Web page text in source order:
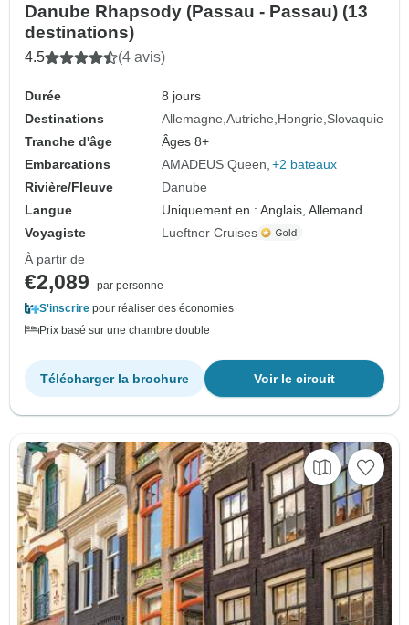
Danube Rhapsody (Passau - Passau) (13
destinations)
4.5 (4 avis)
Durée
8 jours
Destinations
Allemagne Autriche Hongrie Slovaquie
Tranche d'âge
Âges 8+
Embarcations
AMADEUS Queen +2 bateaux
Rivière/Fleuve
Danube
Langue
Uniquement en : Anglais, Allemand
Voyagiste
Lueftner Cruises
À partir de
€2,089
par personne
S'inscrire pour réaliser des économies
Prix basé sur une chambre double
Voir le circuit
Télécharger la brochure